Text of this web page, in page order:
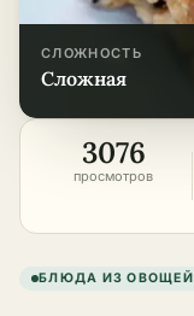
СЛОЖНОСТЬ
сложная
3076
просмотров
БЛЮДА ИЗ ОВОЩЕЙ